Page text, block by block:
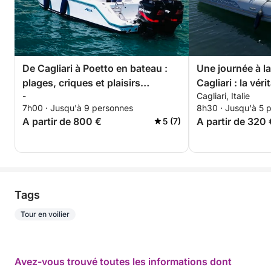
De Cagliari à Poetto en bateau :
plages, criques et plaisirs
nautiques
-
7h00 · Jusqu'à 9 personnes
A partir de 800 € 5 (7)
Une journée à
Cagliari : la
bateau à
Cagliari, Italie
8h30 · Jusqu'à 5
A partir de 320
Tags
Tour en voilier
Avez-vous trouvé toutes les informations dont